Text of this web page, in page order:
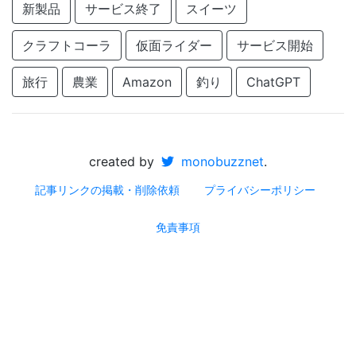
新製品 サービス終了 スイーツ
クラフトコーラ 仮面ライダー サービス開始
旅行 農業 Amazon 釣り ChatGPT
created by monobuzznet.
記事リンクの掲載・削除依頼 プライバシーポリシー
免責事項